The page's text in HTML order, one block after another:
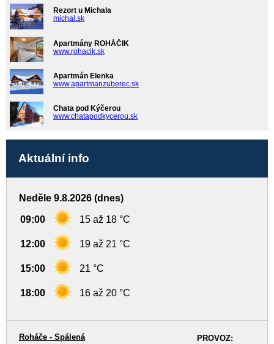
Rezort u Michala
michal.sk
Apartmány ROHÁČIK
www.rohacik.sk
Apartmán Elenka
www.apartmanzuberec.sk
Chata pod Kýčerou
www.chatapodkycerou.sk
Aktuální info
Neděle 9.8.2026 (dnes)
09:00 15 až 18 °C
12:00 19 až 21 °C
15:00 21 °C
18:00 16 až 20 °C
PROVOZ:
Roháče - Spálená